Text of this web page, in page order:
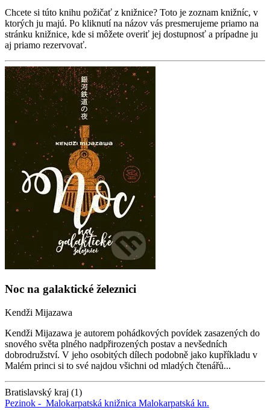
Chcete si túto knihu požičať z knižnice? Toto je zoznam knižníc, v
ktorých ju majú. Po kliknutí na názov vás presmerujeme priamo na
stránku knižnice, kde si môžete overiť jej dostupnosť a prípadne ju
aj priamo rezervovať.
Noc na galaktické železnici
Kendži Mijazawa
Kendži Mijazawa je autorem pohádkových povídek zasazených do
snového světa plného nadpřirozených postav a nevšedních
dobrodružství. V jeho osobitých dílech podobně jako kupříkladu v
Malém princi si to své najdou všichni od mladých čtenářů...
Bratislavský kraj (1)
Pezinok - Malokarpatská knižnica Malokarpatská kn.